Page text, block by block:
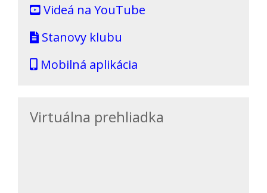
Videá na YouTube
Stanovy klubu
Mobilná aplikácia
Virtuálna prehliadka